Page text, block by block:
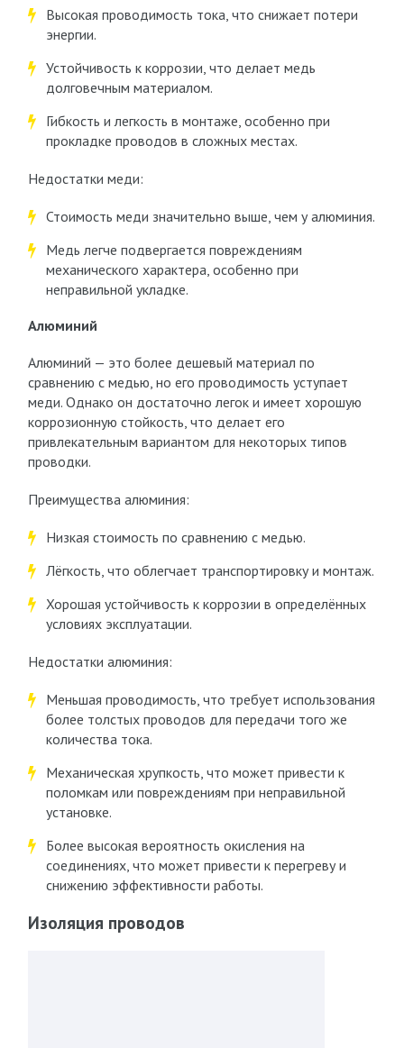
Высокая проводимость тока, что снижает потери
энергии.
Устойчивость к коррозии, что делает медь
долговечным материалом.
Гибкость и легкость в монтаже, особенно при
прокладке проводов в сложных местах.
Недостатки меди:
Стоимость меди значительно выше, чем у алюминия.
Медь легче подвергается повреждениям
механического характера, особенно при
неправильной укладке.
Алюминий
Алюминий — это более дешевый материал по
сравнению с медью, но его проводимость уступает
меди. Однако он достаточно легок и имеет хорошую
коррозионную стойкость, что делает его
привлекательным вариантом для некоторых типов
проводки.
Преимущества алюминия:
Низкая стоимость по сравнению с медью.
Лёгкость, что облегчает транспортировку и монтаж.
Хорошая устойчивость к коррозии в определённых
условиях эксплуатации.
Недостатки алюминия:
Меньшая проводимость, что требует использования
более толстых проводов для передачи того же
количества тока.
Механическая хрупкость, что может привести к
поломкам или повреждениям при неправильной
установке.
Более высокая вероятность окисления на
соединениях, что может привести к перегреву и
снижению эффективности работы.
Изоляция проводов